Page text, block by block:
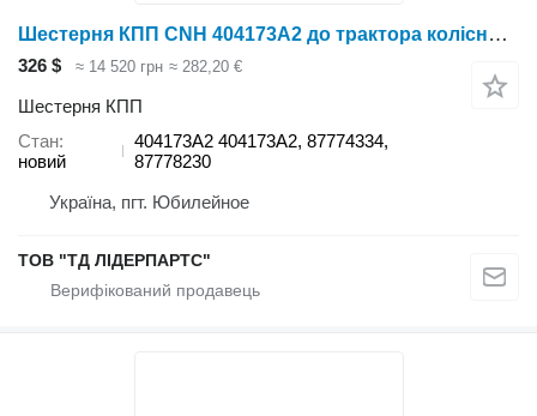
Шестерня КПП CNH 404173A2 до трактора колісного Case IH Magnum, MX
326 $ ≈ 14 520 грн ≈ 282,20 €
Шестерня КПП
Стан
новий
404173A2 404173A2, 87774334,
87778230
Україна, пгт. Юбилейное
ТОВ "ТД ЛІДЕРПАРТС"